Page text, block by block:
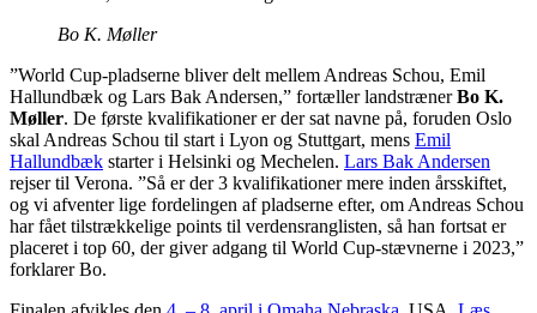
Bo K. Møller
”World Cup-pladserne bliver delt mellem Andreas Schou, Emil
Hallundbæk og Lars Bak Andersen,” fortæller landstrænerBo K.
Møller. De første kvalifikationer er der sat navne på, foruden Oslo
skal Andreas Schou til start i Lyon og Stuttgart, mens Emil
Hallundbæk starter i Helsinki og Mechelen. Lars Bak Andersen
rejser til Verona. ”Så er der 3 kvalifikationer mere inden årsskiftet,
og vi afventer lige fordelingen af pladserne efter, om Andreas Schou
har fået tilstrækkelige points til verdensranglisten, så han fortsat er
placeret i top 60, der giver adgang til World Cup-stævnerne i 2023,”
forklarer Bo.